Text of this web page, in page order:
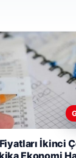
İkinci
Ekonomi